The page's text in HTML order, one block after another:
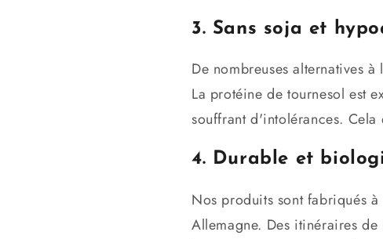
3. Sans soja et
De nombreuses alternatives
La protéine de tournesol est
souffrant d'intolérances.
4. Durable et
Nos produits sont fabriqués
Allemagne. Des itinéraires